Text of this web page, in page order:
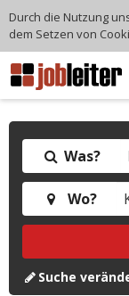
Was?
Wo?
Suche
Durch die Nutzung
dem Setzen von